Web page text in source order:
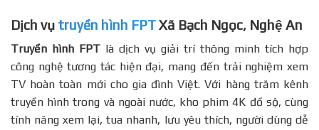
Dịch vụ truyền hình FPTXã Bạch Ngọc, Nghệ An
Truyền hình FPT là dịch vụ giải trí thông minh tích hợp
công nghệ tương tác hiện đại, mang đến trải nghiệm xem
TV hoàn toàn mới cho gia đình Việt. Với hàng trăm kênh
truyền hình trong và ngoài nước, kho phim 4K đồ sộ, cùng
tính năng xem lại, tua nhanh, lưu yêu thích, người dùng dễ